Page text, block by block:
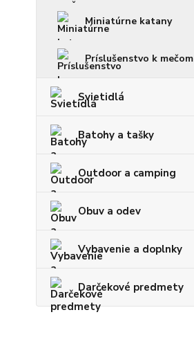
Miniatúrne katany
Príslušenstvo k mečom
Svietidlá
Batohy a tašky
Outdoor a camping
Obuv a odev
Vybavenie a doplnky
Darčekové predmety